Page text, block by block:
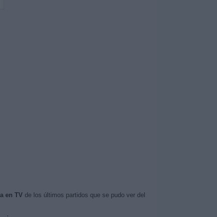
en TV de los últimos partidos que se pudo ver del